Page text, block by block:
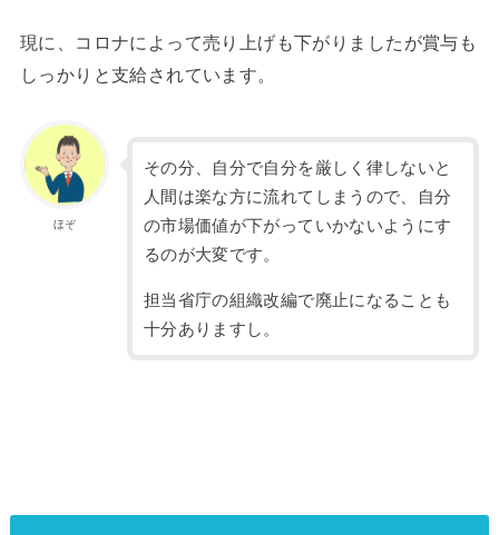
現に、コロナによって売り上げも下がりましたが賞与も
しっかりと支給されています。
ほぞ
その分、自分で自分を厳しく律しないと
人間は楽な方に流れてしまうので、自分
の市場価値が下がっていかないようにす
るのが大変です。
担当省庁の組織改編で廃止になることも
十分ありますし。